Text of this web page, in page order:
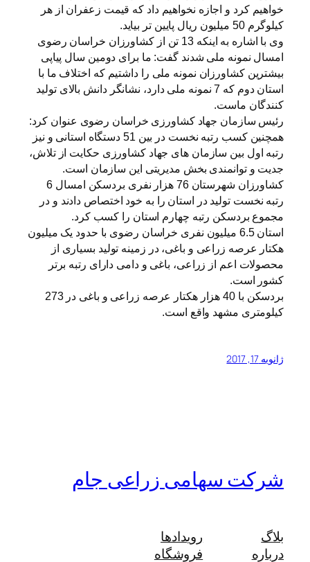
خواهیم کرد و اجازه نخواهیم داد که قیمت زعفران از هر
کیلوگرم 50 میلیون ریال پایین تر بیاید.
وی با اشاره به اینکه 13 تن از کشاورزان خراسان رضوی
امسال نمونه ملی شدند گفت: ما برای دومین سال پیاپی
بیشترین کشاورزان نمونه ملی را داشتیم که اختلاف ما با
استان دوم که 7 نمونه ملی دارد، نشانگر دانش بالای تولید
کنندگان ماست.
رئیس سازمان جهاد کشاورزی خراسان رضوی عنوان کرد:
همچنین کسب رتبه نخست در بین 51 دستگاه استانی و نیز
رتبه اول بین سازمان های جهاد کشاورزی حکایت از تلاش،
جدیت و توانمندی بخش مدیریتی این سازمان است.
کشاورزان شهرستان 76 هزار نفری بردسکن امسال 6
رتبه نخست تولید در استان را به خود اختصاص دادند و در
مجموع بردسکن رتبه چهارم استان را کسب کرد.
استان 6.5 میلیون نفری خراسان رضوی با حدود یک میلیون
هکتار عرصه زراعی و باغی، در زمینه تولید بسیاری از
محصولات اعم از زراعی، باغی و دامی دارای رتبه برتر
کشور است.
بردسکن با 40 هزار هکتار عرصه زراعی و باغی در 273
کیلومتری مشهد واقع است.
ژانویه 17, 2017
شرکت سهامی زراعی جام
بلاگ
درباره
رویدادها
فروشگاه